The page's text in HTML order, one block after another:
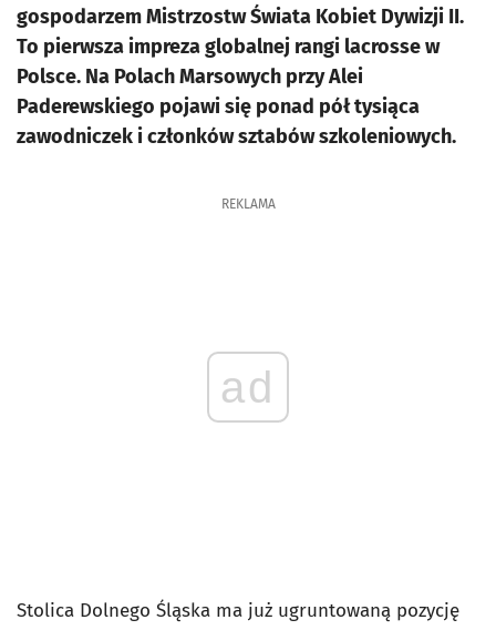
gospodarzem Mistrzostw Świata Kobiet Dywizji II.
To pierwsza impreza globalnej rangi lacrosse w
Polsce. Na Polach Marsowych przy Alei
Paderewskiego pojawi się ponad pół tysiąca
zawodniczek i członków sztabów szkoleniowych.
REKLAMA
ad
Stolica Dolnego Śląska ma już ugruntowaną pozycję